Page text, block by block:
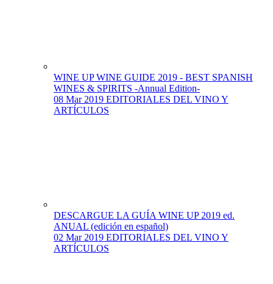
WINE UP WINE GUIDE 2019 - BEST SPANISH
WINES & SPIRITS -Annual Edition-
08 Mar 2019 EDITORIALES DEL VINO Y
ARTÍCULOS
DESCARGUE LA GUÍA WINE UP 2019 ed.
ANUAL (edición en español)
02 Mar 2019 EDITORIALES DEL VINO Y
ARTÍCULOS